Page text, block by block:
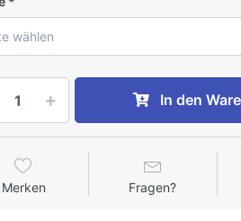
wählen
In den
Merken Fragen?